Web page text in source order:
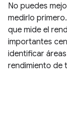
No puedes
medirlo
que mide el
importantes
identificar
rendimiento de